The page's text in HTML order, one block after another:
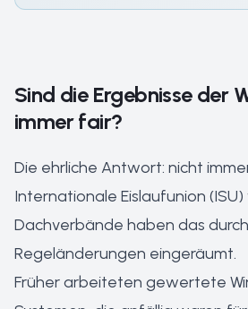
Sind die Ergebnisse der
immer fair?
Die ehrliche Antwort: nicht
Internationale Eislaufunion
Dachverbände haben das
Regeländerungen eingeräumt.
Früher arbeiteten gewertete